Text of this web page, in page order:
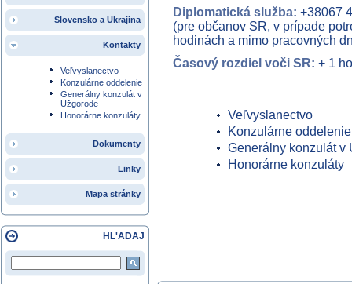
Slovensko a Ukrajina
Kontakty
Veľvyslanectvo
Konzulárne oddelenie
Generálny konzulát v
Užgorode
Honorárne konzuláty
Dokumenty
Linky
Mapa stránky
HL'ADAJ
Diplomatická služba: +38067
(pre občanov SR, v prípade
hodinách a mimo pracovných
Časový rozdiel voči SR: + 1
Veľvyslanectvo
Konzulárne oddelenie
Generálny konzulát v
Honorárne konzuláty